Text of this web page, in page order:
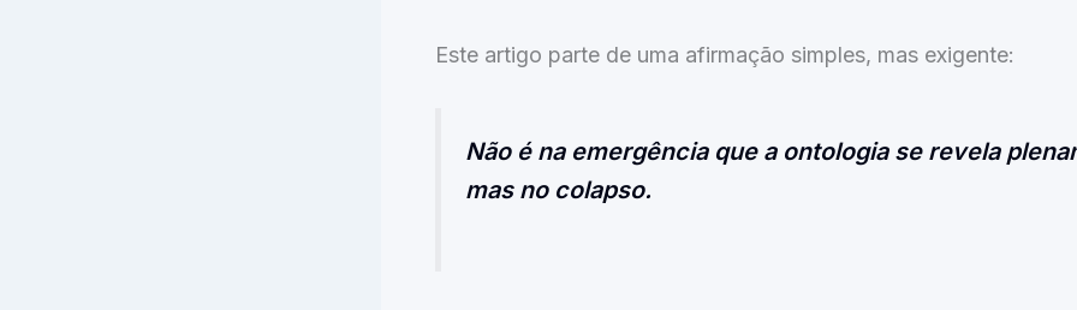
Este artigo parte de uma afirmação simples, mas exigente:
Não é na emergência que a ontologia se revela
mas no colapso.